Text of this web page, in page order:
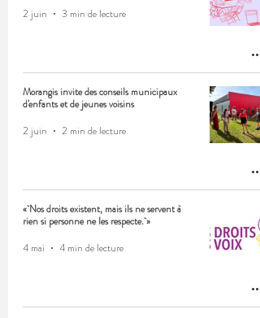
2 juin
3 min de lecture
Morangis invite des conseils municipaux
d'enfants et de jeunes voisins
2 juin
2 min de lecture
« Nos droits existent, mais ils ne servent à
rien si personne ne les respecte. »
4 mai
4 min de lecture